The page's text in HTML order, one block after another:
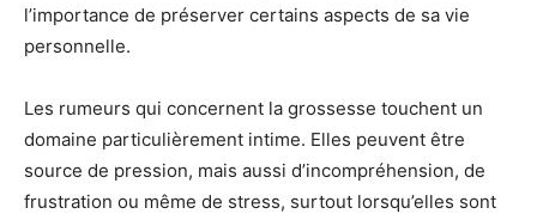
l’importance de préserver certains aspects de sa vie
personnelle.
Les rumeurs qui concernent la grossesse touchent un
domaine particulièrement intime. Elles peuvent être
source de pression, mais aussi d’incompréhension, de
frustration ou même de stress, surtout lorsqu’elles sont